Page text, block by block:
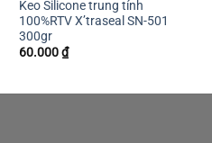
Keo Silicone trung tính
100%RTV X’traseal SN-501
300gr
60.000₫